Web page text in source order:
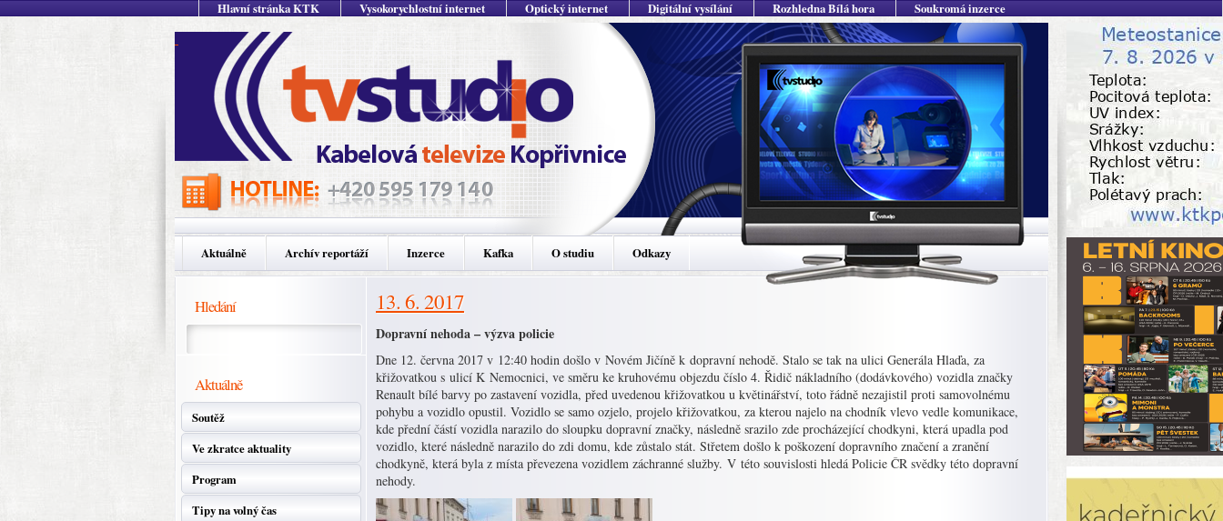
Hlavní stránka KTK Vysokorychlostní internet Optický internet Digitální vysílání Rozhledna Bílá hora Soukromá inzerce
Aktuálně Archív reportáží Inzerce Kafka O studiu Odkazy
Hledání
Aktuálně
Soutěž
Ve zkratce aktuality
Program
Tipy na volný čas
13. 6. 2017
Dopravní nehoda – výzva policie
Dne 12. června 2017 v 12:40 hodin došlo v Novém Jičíně k dopravní nehodě. Stalo se tak na ulici Generála Hlaďa, za
křižovatkou s ulicí K Nemocnici, ve směru ke kruhovému objezdu číslo 4. Řidič nákladního (dodávkového) vozidla značky
Renault bílé barvy po zastavení vozidla, před uvedenou křižovatkou u květinářství, toto řádně nezajistil proti samovolnému
pohybu a vozidlo opustil. Vozidlo se samo ozjelo, projelo křižovatkou, za kterou najelo na chodník vlevo vedle komunikace,
kde přední částí vozidla narazilo do sloupku dopravní značky, následně srazilo zde procházející chodkyni, která upadla pod
vozidlo, které následně narazilo do zdi domu, kde zůstalo stát. Střetem došlo k poškození dopravního značení a zranění
chodkyně, která byla z místa převezena vozidlem záchranné služby. V této souvislosti hledá Policie ČR svědky této dopravní
nehody.